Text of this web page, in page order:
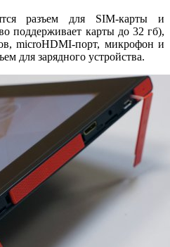
разъем для SIM-карты и
поддерживает карты до 32 гб),
microHDMI-порт, микрофон и
для зарядного устройства.